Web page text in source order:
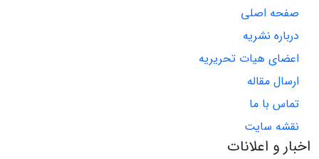
صفحه اصلی
درباره نشریه
اعضای هیات تحریریه
ارسال مقاله
تماس با ما
نقشه سایت
اخبار و اعلانات